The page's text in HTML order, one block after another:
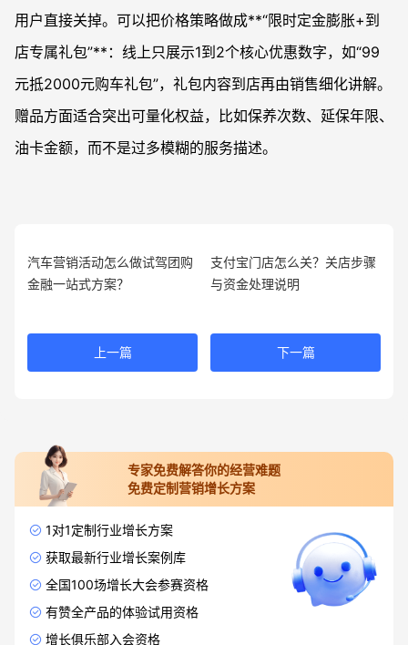
用户直接关掉。可以把价格策略做成**“限时定金膨胀+到
店专属礼包”**：线上只展示1到2个核心优惠数字，如“99
元抵2000元购车礼包”，礼包内容到店再由销售细化讲解。
赠品方面适合突出可量化权益，比如保养次数、延保年限、
油卡金额，而不是过多模糊的服务描述。
汽车营销活动怎么做试驾团购
金融一站式方案？
上一篇
支付宝门店怎么关？关店步骤
与资金处理说明
下一篇
专家免费解答你的经营难题
免费定制营销增长方案
1对1定制行业增长方案
获取最新行业增长案例库
全国100场增长大会参赛资格
有赞全产品的体验试用资格
增长俱乐部入会资格